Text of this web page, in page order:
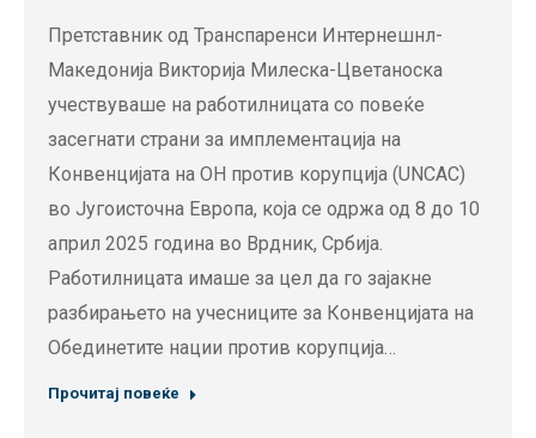
Претставник од Транспаренси Интернешнл-
Македонија Викторија Милеска-Цветаноска
учествуваше на работилницата со повеќе
засегнати страни за имплементација на
Конвенцијата на ОН против корупција (UNCAC)
во Југоисточна Европа, која се одржа од 8 до 10
април 2025 година во Врдник, Србија.
Работилницата имаше за цел да го зајакне
разбирањето на учесниците за Конвенцијата на
Обединетите нации против корупција…
Прочитај повеќе